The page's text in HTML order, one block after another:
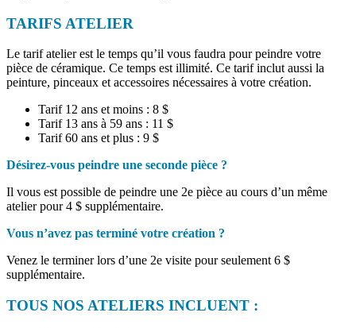
TARIFS ATELIER
Le tarif atelier est le temps qu’il vous faudra pour peindre votre
pièce de céramique. Ce temps est illimité. Ce tarif inclut aussi la
peinture, pinceaux et accessoires nécessaires à votre création.
Tarif 12 ans et moins : 8 $
Tarif 13 ans à 59 ans : 11 $
Tarif 60 ans et plus : 9 $
Désirez-vous peindre une seconde pièce ?
Il vous est possible de peindre une 2e pièce au cours d’un même
atelier pour 4 $ supplémentaire.
Vous n’avez pas terminé votre création ?
Venez le terminer lors d’une 2e visite pour seulement 6 $
supplémentaire.
TOUS NOS ATELIERS INCLUENT :